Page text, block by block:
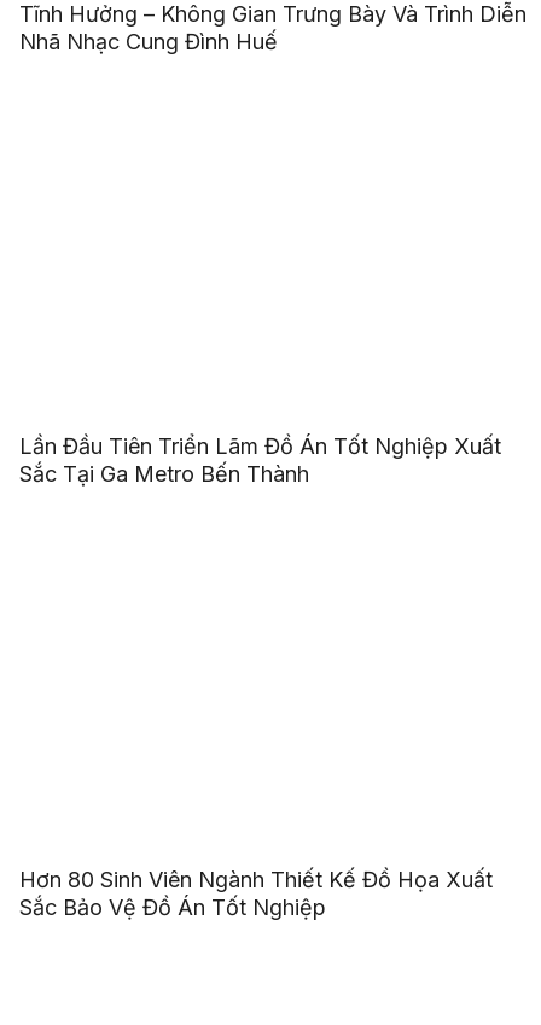
Tĩnh Hưởng – Không Gian Trưng Bày Và Trình Diễn
Nhã Nhạc Cung Đình Huế
Lần Đầu Tiên Triển Lãm Đồ Án Tốt Nghiệp Xuất
Sắc Tại Ga Metro Bến Thành
Hơn 80 Sinh Viên Ngành Thiết Kế Đồ Họa Xuất
Sắc Bảo Vệ Đồ Án Tốt Nghiệp